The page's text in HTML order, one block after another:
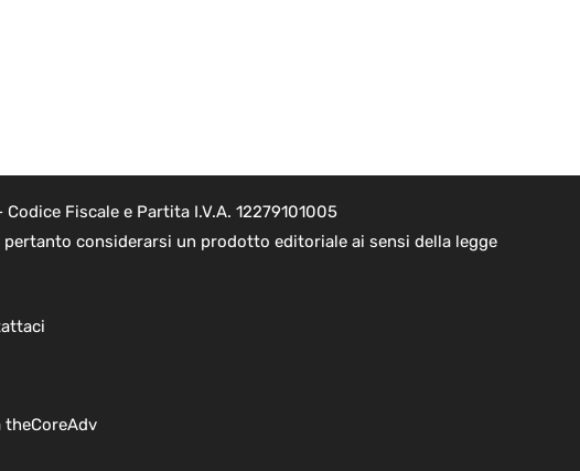
Fiscale e Partita I.V.A. 12279101005
considerarsi un prodotto editoriale ai sensi della legge